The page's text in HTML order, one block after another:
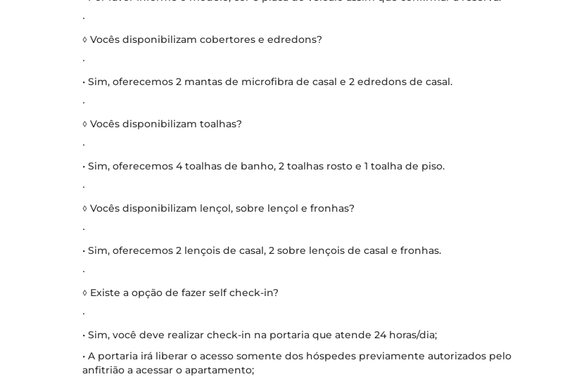
∙
◊ Vocês disponibilizam cobertores e edredons?
∙
• Sim, oferecemos 2 mantas de microfibra de casal e 2 edredons de casal.
∙
◊ Vocês disponibilizam toalhas?
∙
• Sim, oferecemos 4 toalhas de banho, 2 toalhas rosto e 1 toalha de piso.
∙
◊ Vocês disponibilizam lençol, sobre lençol e fronhas?
∙
• Sim, oferecemos 2 lençois de casal, 2 sobre lençois de casal e fronhas.
∙
◊ Existe a opção de fazer self check-in?
∙
• Sim, você deve realizar check-in na portaria que atende 24 horas/dia;
• A portaria irá liberar o acesso somente dos hóspedes previamente autorizados pelo
anfitrião a acessar o apartamento;